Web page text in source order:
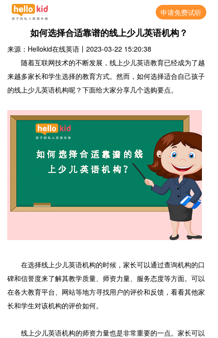
申请免费试听
如何选择合适靠谱的线上少儿英语机构？
来源：Hellokid在线英语 丨 2023-03-22 15:20:38
随着互联网技术的不断发展，线上少儿英语教育已经成为了越
来越多家长和学生选择的教育方式。然而，如何选择适合自己孩子
的线上少儿英语机构呢？下面给大家分享几个选购要点。
在选择线上少儿英语机构的时候，家长可以通过查询机构的口
碑和信誉度来了解其教学质量、师资力量、服务态度等方面。可以
在各大教育平台、网站等地方寻找用户的评价和反馈，看看其他家
长和学生对该机构的评价如何。
线上少儿英语机构的师资力量也是非常重要的一点。家长可以